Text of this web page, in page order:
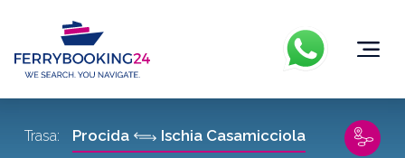
Trasa: Procida Ischia Casamicciola